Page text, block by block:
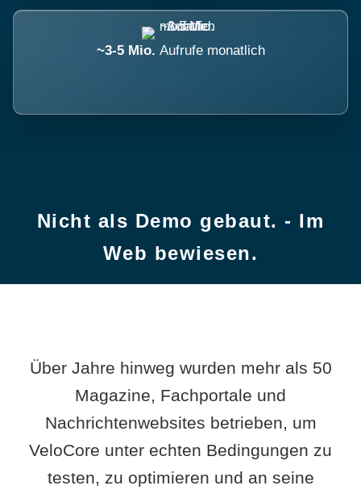
~3-5 Mio. Aufrufe monatlich
Nicht als Demo gebaut. - Im
Web bewiesen.
Über Jahre hinweg wurden mehr als 50
Magazine, Fachportale und
Nachrichtenwebsites betrieben, um
VeloCore unter echten Bedingungen zu
testen, zu optimieren und an seine